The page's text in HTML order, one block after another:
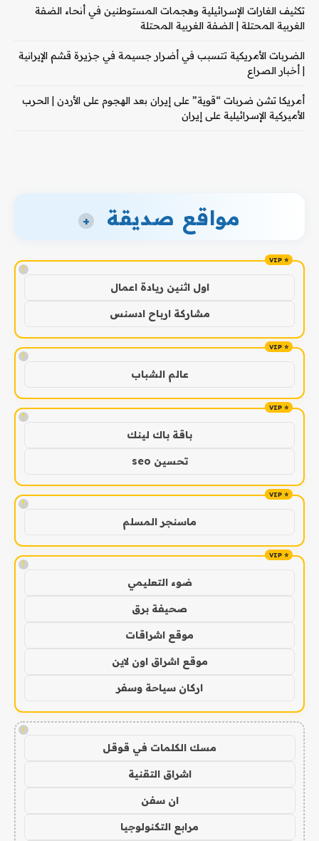
تكثيف الغارات الإسرائيلية وهجمات المستوطنين في أنحاء الضفة
الغربية المحتلة | الضفة الغربية المحتلة
الضربات الأمريكية تتسبب في أضرار جسيمة في جزيرة قشم الإيرانية
| أخبار الصراع
أمريكا تشن ضربات “قوية” على إيران بعد الهجوم على الأردن | الحرب
الأميركية الإسرائيلية على إيران
مواقع صديقة +
!
اول اثنين ريادة اعمال
مشاركة ارباح ادسنس
!
عالم الشباب
!
باقة باك لينك
تحسين seo
!
ماسنجر المسلم
!
ضوء التعليمي
صحيفة برق
موقع اشراقات
موقع اشراق اون لاين
اركان سياحة وسفر
!
مسك الكلمات في قوقل
اشراق التقنية
ان سفن
مرابع التكنولوجيا